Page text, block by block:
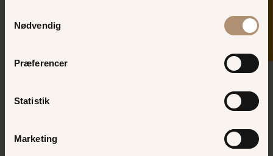
Nødvendig
Præferencer
Statistik
Marketing